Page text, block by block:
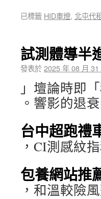
已標籤 HID車燈, 北屯代
試測體導半
發表於2025 年 08 月 31
」壇論時即
。響影的退
台中超跑禮
，CI測感紋
包養網站推
，和溫較險